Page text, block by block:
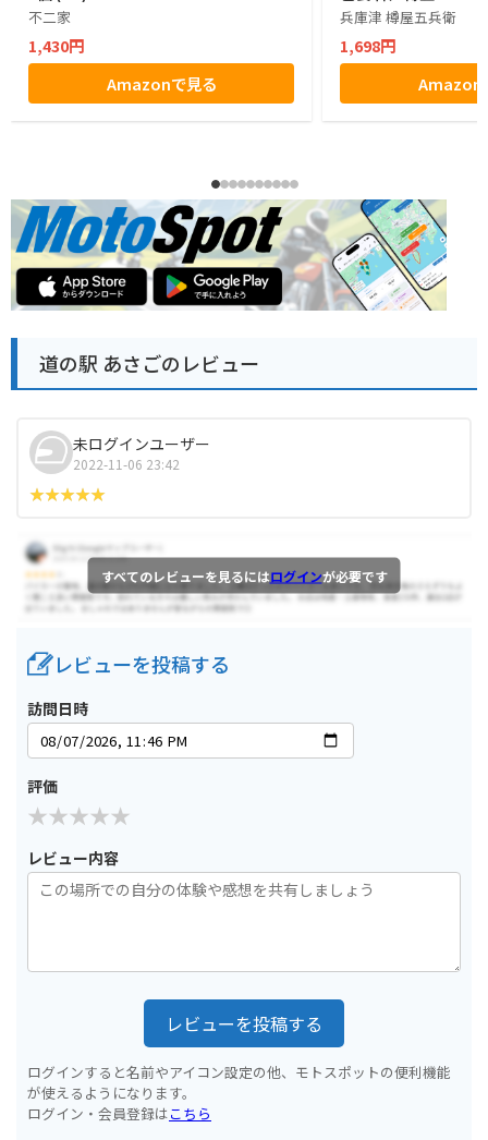
不二家
1,430円
Amazonで見る
兵庫津 樽屋五兵衛
1,698円
Amazon
道の駅 あさごのレビュー
未ログインユーザー
2022-11-06 23:42
すべてのレビューを見るにはログインが必要です
レビューを投稿する
訪問日時
評価
レビュー内容
レビューを投稿する
ログインすると名前やアイコン設定の他、モトスポットの便利機能
が使えるようになります。
ログイン・会員登録はこちら